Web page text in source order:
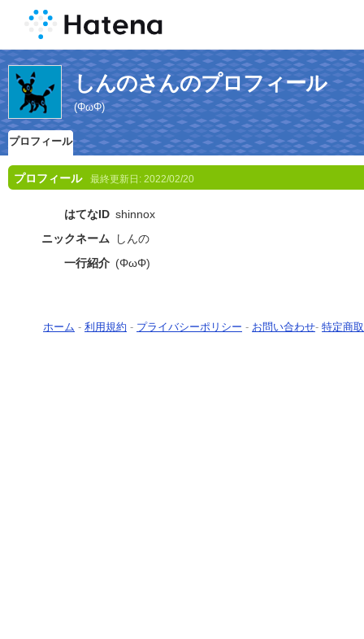
しんのさんのプロフィール
(ΦωΦ)
プロフィール
プロフィール 最終更新日: 2022/02/20
はてなID shinnox
ニックネーム
しんの
一行紹介 (ΦωΦ)
ホーム - 利用規約 - プライバシーポリシー - お問い合わせ- 特定商